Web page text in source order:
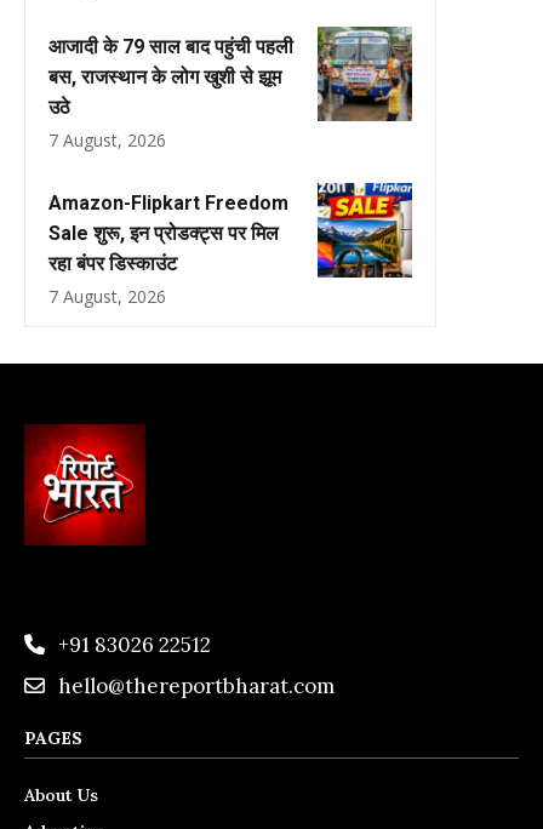
आजादी के 79 साल बाद पहुंची पहली
बस, राजस्थान के लोग खुशी से झूम
उठे
7 August, 2026
Amazon-Flipkart Freedom
Sale शुरू, इन प्रोडक्ट्स पर मिल
रहा बंपर डिस्काउंट
7 August, 2026
+91 83026 22512
hello@thereportbharat.com
PAGES
About Us